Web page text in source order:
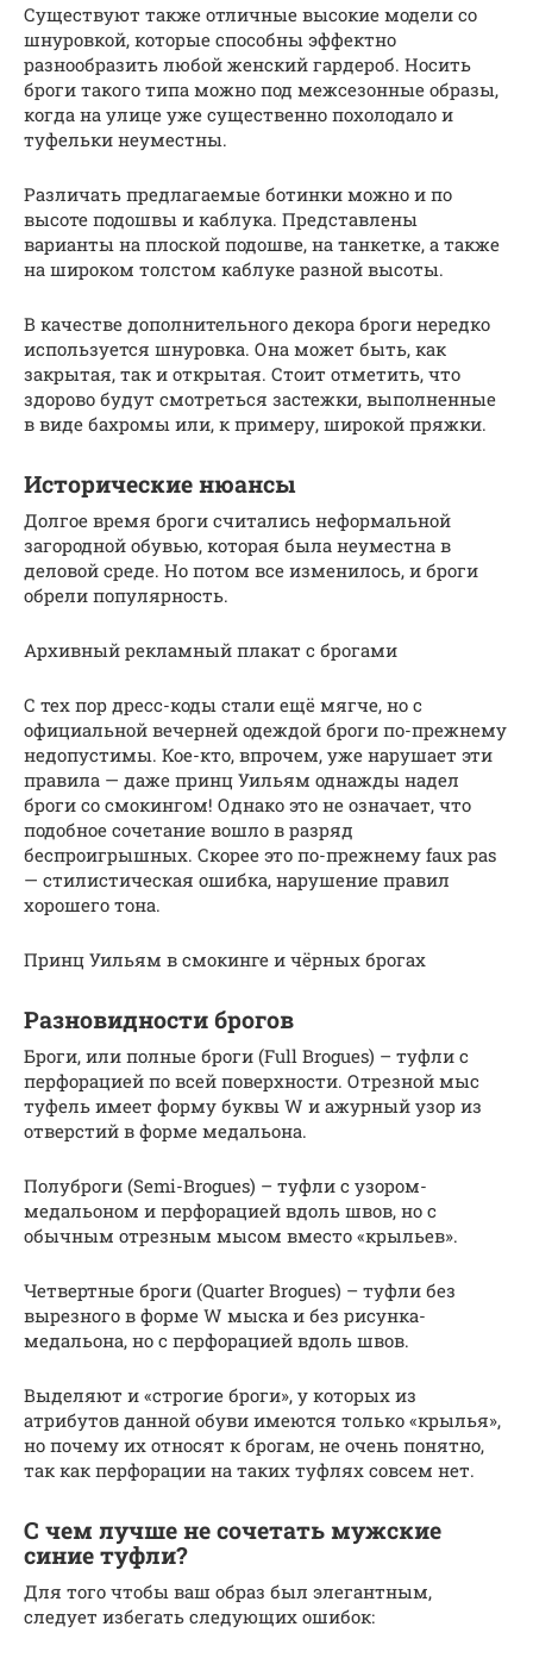
Существуют также отличные высокие модели со
шнуровкой, которые способны эффектно
разнообразить любой женский гардероб. Носить
броги такого типа можно под межсезонные образы,
когда на улице уже существенно похолодало и
туфельки неуместны.
Различать предлагаемые ботинки можно и по
высоте подошвы и каблука. Представлены
варианты на плоской подошве, на танкетке, а также
на широком толстом каблуке разной высоты.
В качестве дополнительного декора броги нередко
используется шнуровка. Она может быть, как
закрытая, так и открытая. Стоит отметить, что
здорово будут смотреться застежки, выполненные
в виде бахромы или, к примеру, широкой пряжки.
Исторические нюансы
Долгое время броги считались неформальной
загородной обувью, которая была неуместна в
деловой среде. Но потом все изменилось, и броги
обрели популярность.
Архивный рекламный плакат с брогами
С тех пор дресс-коды стали ещё мягче, но с
официальной вечерней одеждой броги по-прежнему
недопустимы. Кое-кто, впрочем, уже нарушает эти
правила — даже принц Уильям однажды надел
броги со смокингом! Однако это не означает, что
подобное сочетание вошло в разряд
беспроигрышных. Скорее это по-прежнему faux pas
— стилистическая ошибка, нарушение правил
хорошего тона.
Принц Уильям в смокинге и чёрных брогах
Разновидности брогов
Броги, или полные броги (Full Brogues) – туфли с
перфорацией по всей поверхности. Отрезной мыс
туфель имеет форму буквы W и ажурный узор из
отверстий в форме медальона.
Полуброги (Semi-Brogues) – туфли с узором-
медальоном и перфорацией вдоль швов, но с
обычным отрезным мысом вместо «крыльев».
Четвертные броги (Quarter Brogues) – туфли без
вырезного в форме W мыска и без рисунка-
медальона, но с перфорацией вдоль швов.
Выделяют и «строгие броги», у которых из
атрибутов данной обуви имеются только «крылья»,
но почему их относят к брогам, не очень понятно,
так как перфорации на таких туфлях совсем нет.
С чем лучше не сочетать мужские
синие туфли?
Для того чтобы ваш образ был элегантным,
следует избегать следующих ошибок: